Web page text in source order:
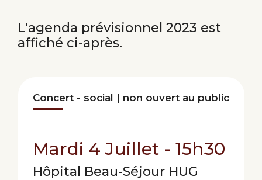
L'agenda prévisionnel 2023 est
affiché ci-après.
Concert - social | non ouvert au public
Mardi 4 Juillet - 15h30
Hôpital Beau-Séjour HUG